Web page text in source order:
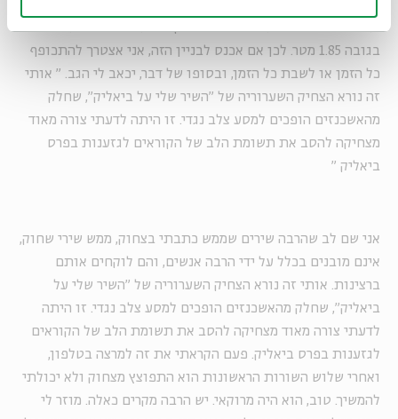
לאנשים שגובהם הוא 1.50 מטר והתקרה היא 1.80 מטר ואני
בגובה 1.85 מטר. לכן אם אכנס לבניין הזה, אני אצטרך להתכופף
כל הזמן או לשבת כל הזמן, ובסופו של דבר, יכאב לי הגב. " אותי
זה נורא הצחיק השערוריה של "השיר שלי על ביאליק", שחלק
מהאשכנזים הופכים למסע צלב נגדי. זו היתה לדעתי צורה מאוד
מצחיקה להסב את תשומת הלב של הקוראים לגזענות בפרס
ביאליק "
אני שם לב שהרבה שירים שממש כתבתי בצחוק, ממש שירי שחוק,
אינם מובנים בכלל על ידי הרבה אנשים, והם לוקחים אותם
ברצינות. אותי זה נורא הצחיק השערוריה של "השיר שלי על
ביאליק", שחלק מהאשכנזים הופכים למסע צלב נגדי. זו היתה
לדעתי צורה מאוד מצחיקה להסב את תשומת הלב של הקוראים
לגזענות בפרס ביאליק. פעם הקראתי את זה למרצה בטלפון,
ואחרי שלוש השורות הראשונות הוא התפוצץ מצחוק ולא יכולתי
להמשיך. טוב, הוא היה מרוקאי. יש הרבה מקרים כאלה. מוזר לי